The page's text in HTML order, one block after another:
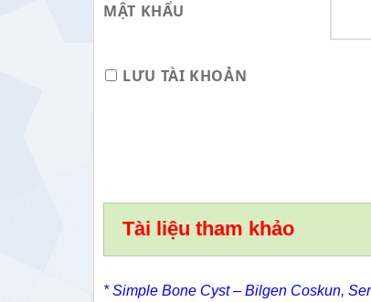
MẬT KHẨU
LƯU TÀI KHOẢN
Tài liệu tham khảo
* Simple Bone Cyst – Bilgen Coskun,